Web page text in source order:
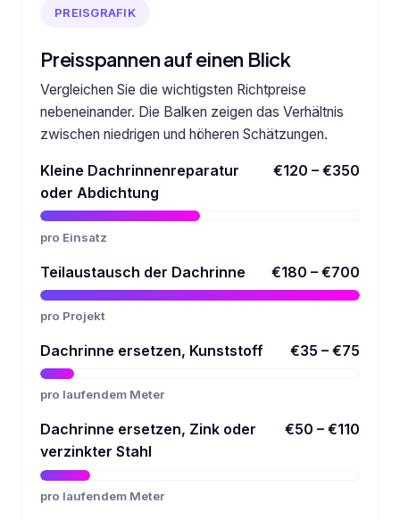
PREISGRAFIK
Preisspannen auf einen Blick
Vergleichen Sie die wichtigsten Richtpreise
nebeneinander. Die Balken zeigen das Verhältnis
zwischen niedrigen und höheren Schätzungen.
Kleine Dachrinnenreparatur
oder Abdichtung
€120 – €350
pro Einsatz
Teilaustausch der Dachrinne €180 – €700
pro Projekt
Dachrinne ersetzen, Kunststoff €35 – €75
pro laufendem Meter
Dachrinne ersetzen, Zink oder
verzinkter Stahl
€50 – €110
pro laufendem Meter